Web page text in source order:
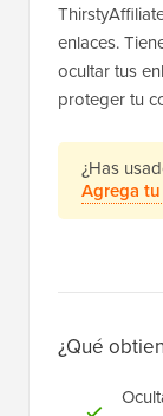
enlaces.
ocultar tus
proteger tu
¿Has
Agrega
¿Qué